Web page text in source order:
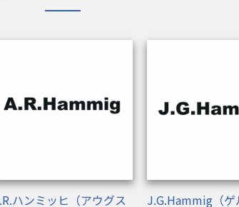
ハンミッヒ（アウグス J.G.Hammig（ゲ